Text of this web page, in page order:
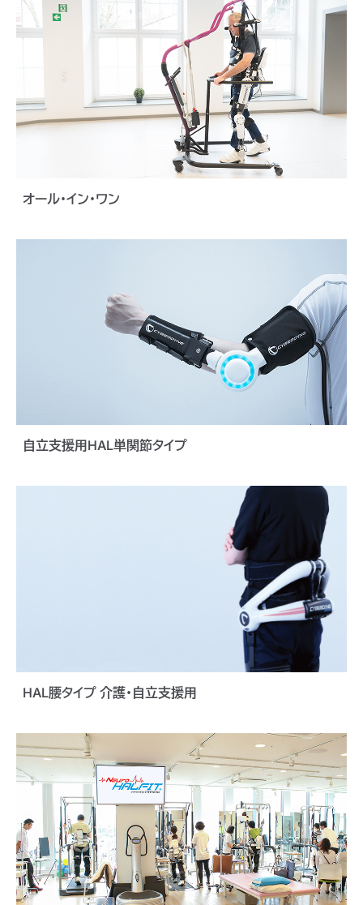
オール・イン・ワン
自立支援用HAL単関節タイプ
HAL腰タイプ 介護・自立支援用